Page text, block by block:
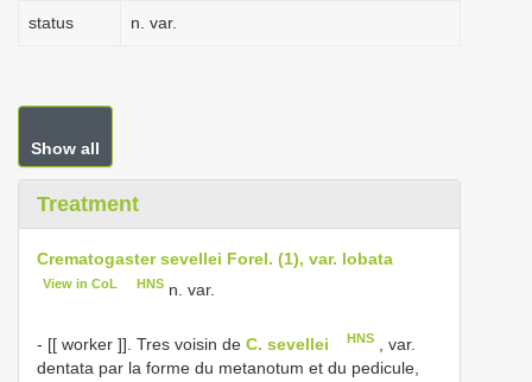
status n. var.
Show all
Treatment
Crematogaster sevellei Forel. (1), var. lobata
View in CoL HNSn. var.
- [[ worker ]]. Tres voisin de C. sevellei HNS
, var.
dentata par la forme du metanotum et du pedicule,